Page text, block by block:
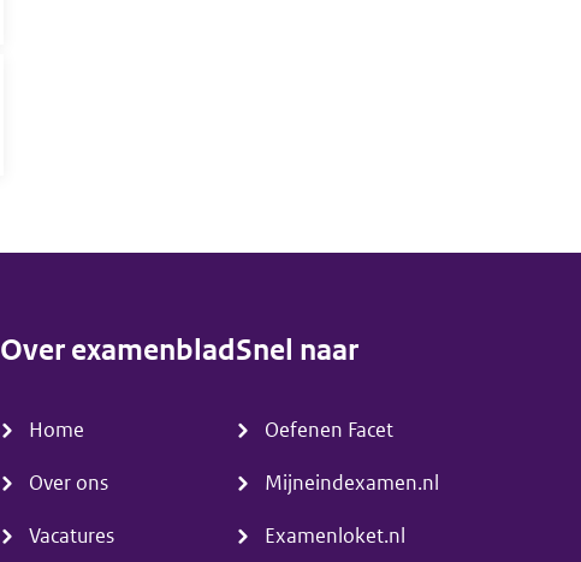
Over examenblad
Home
Over ons
Vacatures
Snel naar
Oefenen Facet
Mijneindexamen.nl
Examenloket.nl